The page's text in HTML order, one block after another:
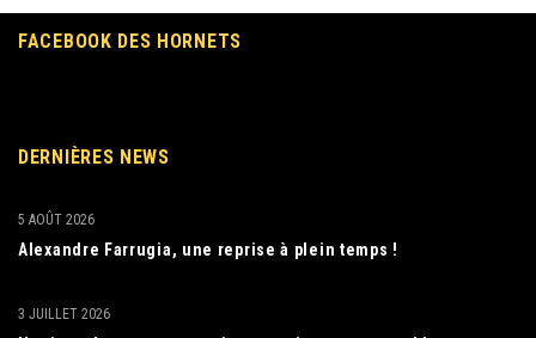
FACEBOOK DES HORNETS
DERNIÈRES NEWS
Alexandre Farrugia, une reprise à plein temps !
5 AOÛT 2026
3 JUILLET 2026